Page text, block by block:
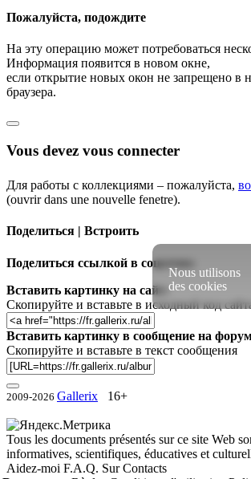
Пожалуйста, подождите
На эту операцию может потребоваться
Информация появится в новом окне,
если открытие новых окон не запрещено в
браузера.
Vous devez vous connecter
Для работы с коллекциями – пожалуйста,
(ouvrir dans une nouvelle fenetre).
Поделиться | Встроить
Поделиться ссылкой в соцсетях:
Вставить картинку на сайт:
Скопируйте и вставьте в исходный код
Вставить картинку в сообщение на
Скопируйте и вставьте в текст сообщения
2009-2026 Gallerix 16+
Tous les documents présentés sur ce site Web
informatives, scientifiques, éducatives et
Aidez-moi F.A.Q. SurContacts
Nous utilisons
des cookies